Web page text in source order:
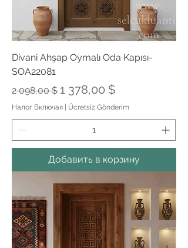
Divani Ahşap Oymalı Oda Kapısı-
SOA22081
Обычная цена
2 098,00 $ Цена со скидкой
1 378,00 $
Налог Включая | Ücretsiz Gönderim
Добавить в корзину